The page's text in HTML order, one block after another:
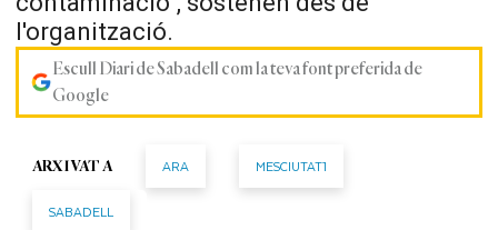
l'organització.
Escull Diari de Sabadell com la teva font preferida de
Google
ARXIVAT A ARA MESCIUTAT1
SABADELL